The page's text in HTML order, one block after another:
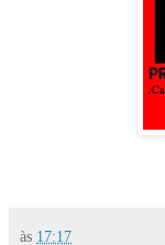
às 17:17